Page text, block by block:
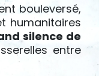
bouleversé,
humanitaires
silence de
entre